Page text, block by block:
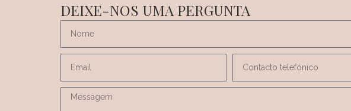
DEIXE-NOS UMA PERGUNTA